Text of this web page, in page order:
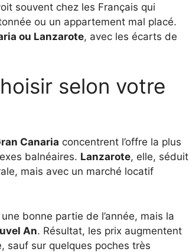
souvent chez les Français qui
ou un appartement mal placé.
ou Lanzarote, avec les écarts de
Canaria concentrent l’offre la plus
balnéaires. Lanzarote, elle, séduit
mais avec un marché locatif
bonne partie de l’année, mais la
An. Résultat, les prix augmentent
sauf sur quelques poches très